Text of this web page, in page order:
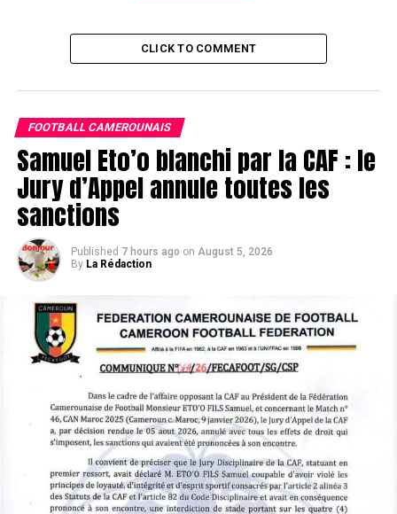
CLICK TO COMMENT
FOOTBALL CAMEROUNAIS
Samuel Eto’o blanchi par la CAF : le
Jury d’Appel annule toutes les
sanctions
Published 7 hours ago on August 5, 2026
By La Rédaction